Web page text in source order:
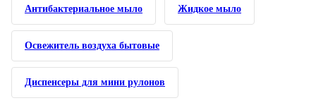
Антибактериальное мыло Жидкое мыло
Освежитель воздуха бытовые
Диспенсеры для мини рулонов